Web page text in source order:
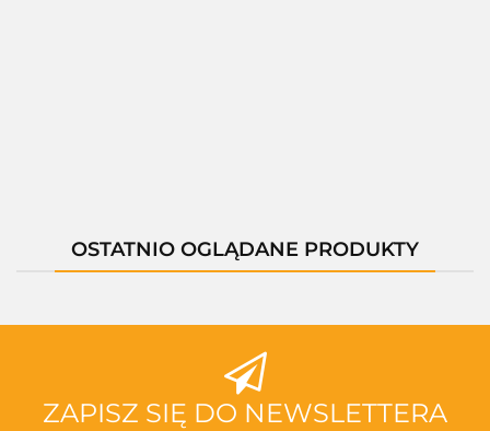
OSTATNIO OGLĄDANE PRODUKTY
ZAPISZ SIĘ DO NEWSLETTERA